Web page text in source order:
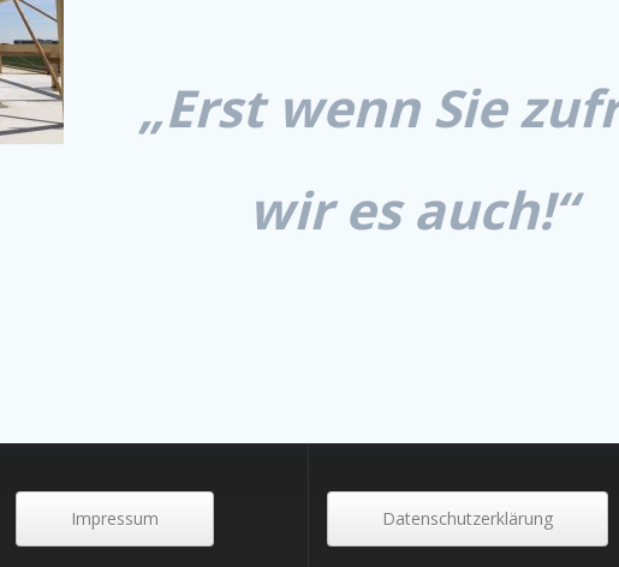
„Erst wenn Sie
wir es auch!“
Impressum Datenschutzerklärung